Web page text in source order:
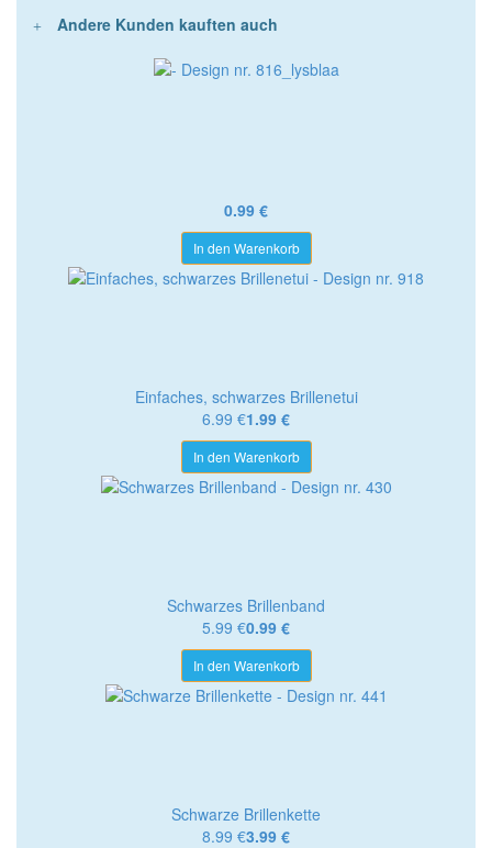
Andere Kunden kauften auch
0.99 €
In den Warenkorb
Einfaches, schwarzes Brillenetui
6.99 €1.99 €
In den Warenkorb
Schwarzes Brillenband
5.99 €0.99 €
In den Warenkorb
Schwarze Brillenkette
8.99 €3.99 €